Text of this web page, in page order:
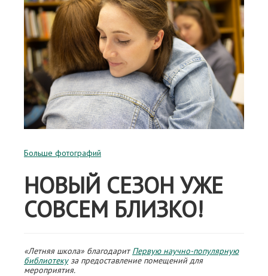
Больше фотографий
НОВЫЙ СЕЗОН УЖЕ
СОВСЕМ БЛИЗКО!
«Летняя школа» благодаритПервую научно-популярную
библиотекуза предоставление помещений для
мероприятия.